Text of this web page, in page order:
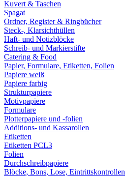
Kuvert & Taschen
Spagat
Ordner, Register & Ringbücher
Steck-, Klarsichthüllen
Haft- und Notizblöcke
Schreib- und Markierstifte
Catering & Food
Papier, Formulare, Etiketten, Folien
Papiere weiß
Papiere farbig
Strukturpapiere
Motivpapiere
Formulare
Plotterpapiere und -folien
Additions- und Kassarollen
Etiketten
Etiketten PCL3
Folien
Durchschreibpapiere
Blöcke, Bons, Lose, Eintrittskontrollen